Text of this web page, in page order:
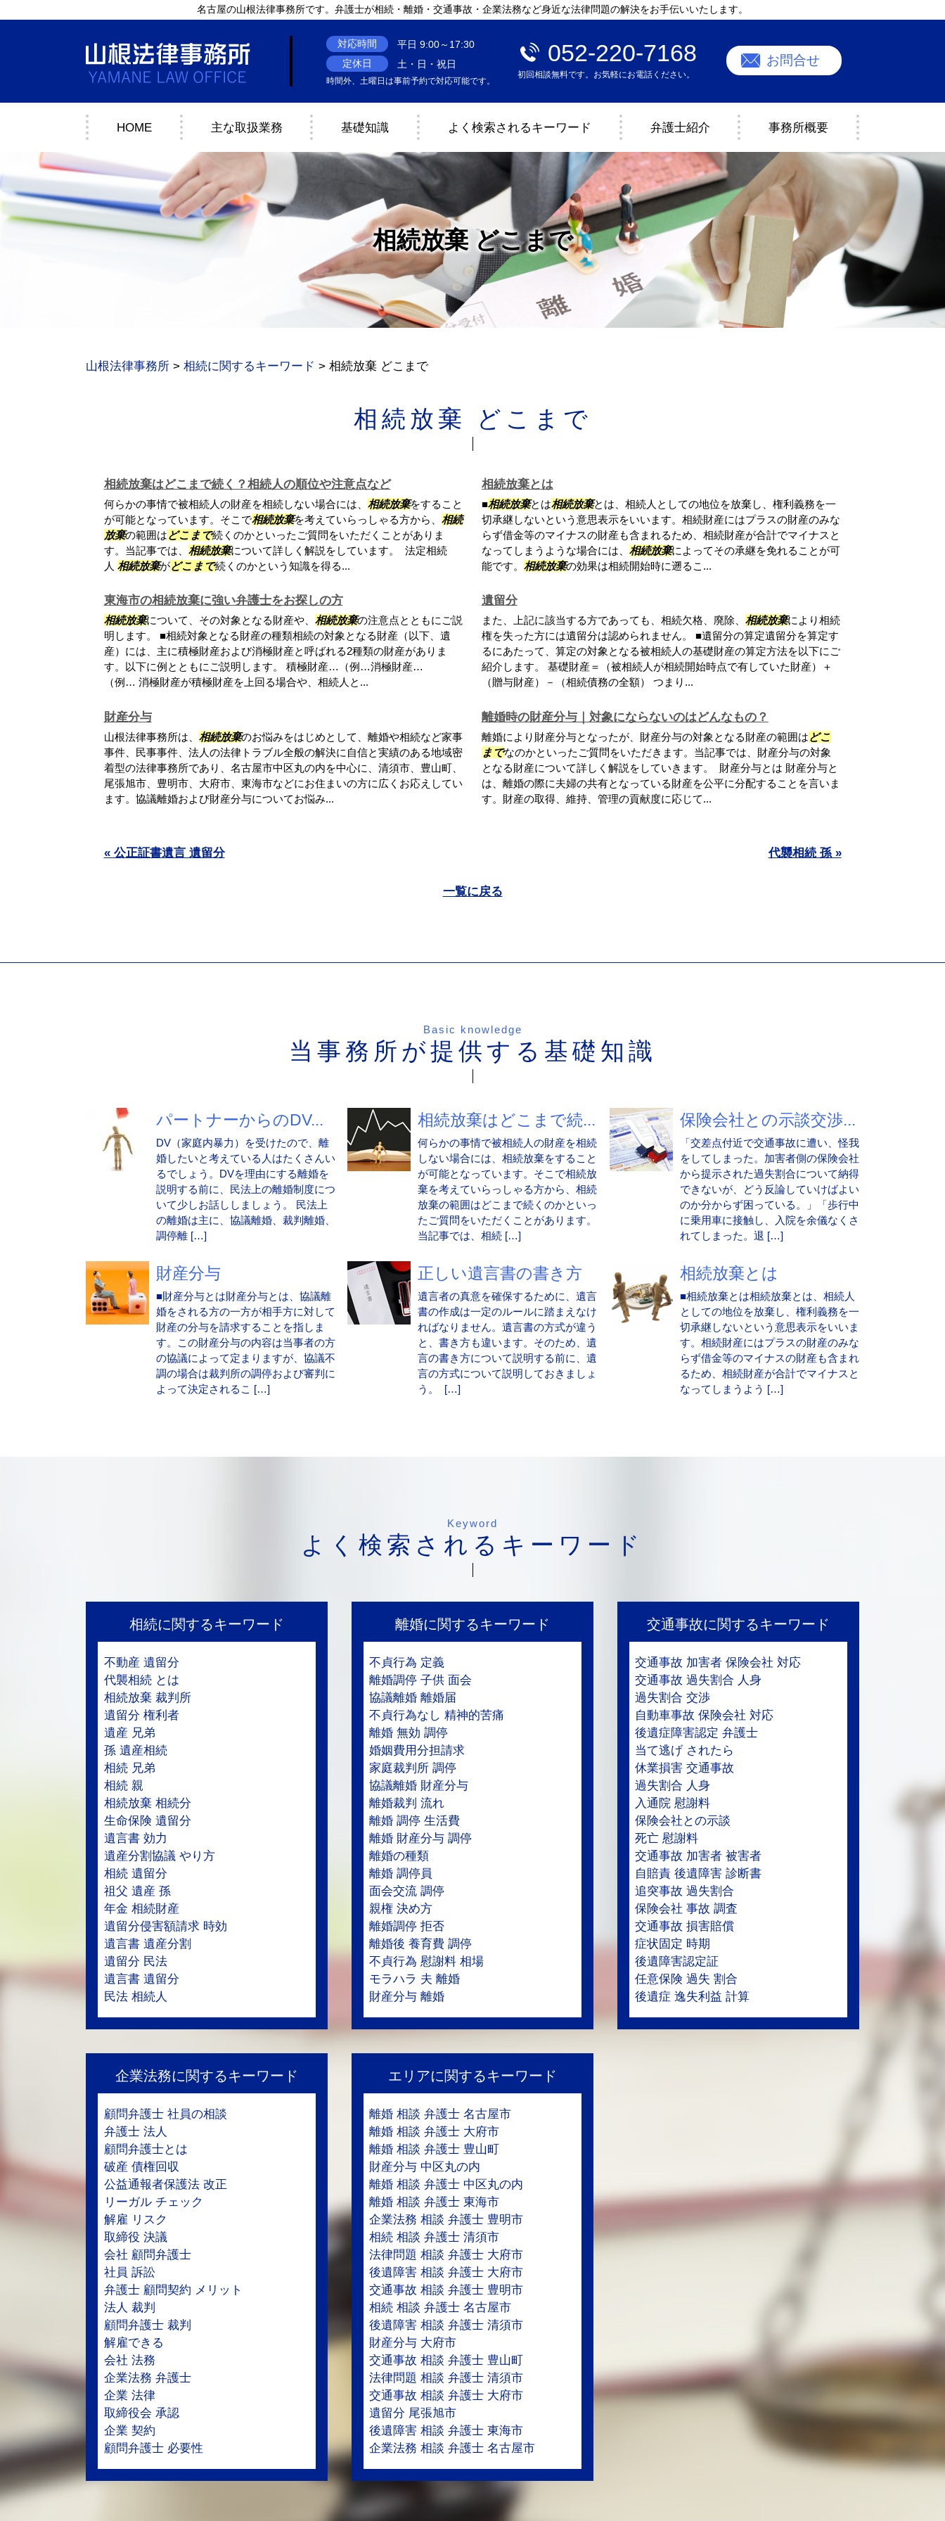
相続放棄 どこまで
名古屋の山根法律事務所です。弁護士が相続・離婚・交通事故・企業法務など身近な法律問題の解決をお手伝いいたします。
対応時間
平日 9:00～17:30
定休日
土・日・祝日
時間外、土曜日は事前予約で対応可能です。
052-220-7168
初回相談無料です。お気軽にお電話ください。
お問合せ
HOME 主な取扱業務 基礎知識 よく検索されるキーワード 弁護士紹介 事務所概要
山根法律事務所 > 相続に関するキーワード > 相続放棄 どこまで
相続放棄 どこまで
相続放棄はどこまで続く？相続人の順位や注意点など
何らかの事情で被相続人の財産を相続しない場合には、 相続放棄をすること
が可能となっています。そこで相続放棄を考えていらっしゃる方から、 相続
放棄の範囲はどこまで続くのかといったご質問をいただくことがありま
す。当記事では、 相続放棄について詳しく解説をしています。 法定相続
人 相続放棄がどこまで続くのかという知識を得る...
相続放棄とは
■相続放棄とは相続放棄とは、相続人としての地位を放棄し、権利義務を一
切承継しないという意思表示をいいます。相続財産にはプラスの財産のみな
らず借金等のマイナスの財産も含まれるため、相続財産が合計でマイナスと
なってしまうような場合には、 相続放棄によってその承継を免れることが可
能です。 相続放棄の効果は相続開始時に遡るこ...
東海市の相続放棄に強い弁護士をお探しの方
相続放棄について、その対象となる財産や、 相続放棄の注意点とともにご説
明します。 ■相続対象となる財産の種類相続の対象となる財産（以下、遺
産）には、主に積極財産および消極財産と呼ばれる2種類の財産がありま
す。以下に例とともにご説明します。 積極財産…（例…消極財産…
（例… 消極財産が積極財産を上回る場合や、相続人と...
遺留分
また、上記に該当する方であっても、相続欠格、廃除、 相続放棄により相続
権を失った方には遺留分は認められません。 ■遺留分の算定遺留分を算定す
るにあたって、算定の対象となる被相続人の基礎財産の算定方法を以下にご
紹介します。 基礎財産＝（被相続人が相続開始時点で有していた財産）＋
（贈与財産）－（相続債務の全額） つまり...
財産分与
山根法律事務所は、 相続放棄のお悩みをはじめとして、離婚や相続など家事
事件、民事事件、法人の法律トラブル全般の解決に自信と実績のある地域密
着型の法律事務所であり、名古屋市中区丸の内を中心に、清須市、豊山町、
尾張旭市、豊明市、大府市、東海市などにお住まいの方に広くお応えしてい
ます。協議離婚および財産分与についてお悩み...
離婚時の財産分与｜対象にならないのはどんなもの？
離婚により財産分与となったが、財産分与の対象となる財産の範囲はどこ
までなのかといったご質問をいただきます。当記事では、財産分与の対象
となる財産について詳しく解説をしていきます。 財産分与とは 財産分与と
は、離婚の際に夫婦の共有となっている財産を公平に分配することを言いま
す。財産の取得、維持、管理の貢献度に応じて...
« 公正証書遺言 遺留分 代襲相続 孫 »
一覧に戻る
Basic knowledge
当事務所が提供する基礎知識
パートナーからのDV...
DV（家庭内暴力）を受けたので、離
婚したいと考えている人はたくさんい
るでしょう。DVを理由にする離婚を
説明する前に、民法上の離婚制度につ
いて少しお話ししましょう。 民法上
の離婚は主に、協議離婚、裁判離婚、
調停離 […]
相続放棄はどこまで続...
何らかの事情で被相続人の財産を相続
しない場合には、相続放棄をすること
が可能となっています。そこで相続放
棄を考えていらっしゃる方から、相続
放棄の範囲はどこまで続くのかといっ
たご質問をいただくことがあります。
当記事では、相続 […]
保険会社との示談交渉...
「交差点付近で交通事故に遭い、怪我
をしてしまった。加害者側の保険会社
から提示された過失割合について納得
できないが、どう反論していけばよい
のか分からず困っている。」「歩行中
に乗用車に接触し、入院を余儀なくさ
れてしまった。退 […]
財産分与
■財産分与とは財産分与とは、協議離
婚をされる方の一方が相手方に対して
財産の分与を請求することを指しま
す。この財産分与の内容は当事者の方
の協議によって定まりますが、協議不
調の場合は裁判所の調停および審判に
よって決定されるこ […]
正しい遺言書の書き方
遺言者の真意を確保するために、遺言
書の作成は一定のルールに踏まえなけ
ればなりません。遺言書の方式が違う
と、書き方も違います。そのため、遺
言の書き方について説明する前に、遺
言の方式について説明しておきましょ
う。 […]
相続放棄とは
■相続放棄とは相続放棄とは、相続人
としての地位を放棄し、権利義務を一
切承継しないという意思表示をいいま
す。相続財産にはプラスの財産のみな
らず借金等のマイナスの財産も含まれ
るため、相続財産が合計でマイナスと
なってしまうよう […]
Keyword
よく検索されるキーワード
相続に関するキーワード
不動産 遺留分
代襲相続 とは
相続放棄 裁判所
遺留分 権利者
遺産 兄弟
孫 遺産相続
相続 兄弟
相続 親
相続放棄 相続分
生命保険 遺留分
遺言書 効力
遺産分割協議 やり方
相続 遺留分
祖父 遺産 孫
年金 相続財産
遺留分侵害額請求 時効
遺言書 遺産分割
遺留分 民法
遺言書 遺留分
民法 相続人
離婚に関するキーワード
不貞行為 定義
離婚調停 子供 面会
協議離婚 離婚届
不貞行為なし 精神的苦痛
離婚 無効 調停
婚姻費用分担請求
家庭裁判所 調停
協議離婚 財産分与
離婚裁判 流れ
離婚 調停 生活費
離婚 財産分与 調停
離婚の種類
離婚 調停員
面会交流 調停
親権 決め方
離婚調停 拒否
離婚後 養育費 調停
不貞行為 慰謝料 相場
モラハラ 夫 離婚
財産分与 離婚
交通事故に関するキーワード
交通事故 加害者 保険会社 対応
交通事故 過失割合 人身
過失割合 交渉
自動車事故 保険会社 対応
後遺症障害認定 弁護士
当て逃げ されたら
休業損害 交通事故
過失割合 人身
入通院 慰謝料
保険会社との示談
死亡 慰謝料
交通事故 加害者 被害者
自賠責 後遺障害 診断書
追突事故 過失割合
保険会社 事故 調査
交通事故 損害賠償
症状固定 時期
後遺障害認定証
任意保険 過失 割合
後遺症 逸失利益 計算
企業法務に関するキーワード
顧問弁護士 社員の相談
弁護士 法人
顧問弁護士とは
破産 債権回収
公益通報者保護法 改正
リーガル チェック
解雇 リスク
取締役 決議
会社 顧問弁護士
社員 訴訟
弁護士 顧問契約 メリット
法人 裁判
顧問弁護士 裁判
解雇できる
会社 法務
企業法務 弁護士
企業 法律
取締役会 承認
企業 契約
顧問弁護士 必要性
エリアに関するキーワード
離婚 相談 弁護士 名古屋市
離婚 相談 弁護士 大府市
離婚 相談 弁護士 豊山町
財産分与 中区丸の内
離婚 相談 弁護士 中区丸の内
離婚 相談 弁護士 東海市
企業法務 相談 弁護士 豊明市
相続 相談 弁護士 清須市
法律問題 相談 弁護士 大府市
後遺障害 相談 弁護士 大府市
交通事故 相談 弁護士 豊明市
相続 相談 弁護士 名古屋市
後遺障害 相談 弁護士 清須市
財産分与 大府市
交通事故 相談 弁護士 豊山町
法律問題 相談 弁護士 清須市
交通事故 相談 弁護士 大府市
遺留分 尾張旭市
後遺障害 相談 弁護士 東海市
企業法務 相談 弁護士 名古屋市